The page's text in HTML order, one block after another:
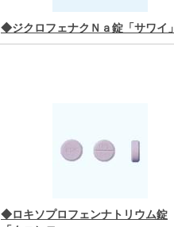
◆ジクロフェナクＮａ錠「サワイ」
◆ロキソプロフェンナトリウム錠